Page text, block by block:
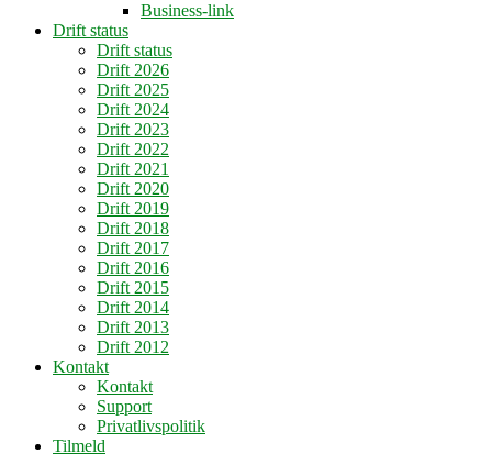
Business-link
Drift status
Drift status
Drift 2026
Drift 2025
Drift 2024
Drift 2023
Drift 2022
Drift 2021
Drift 2020
Drift 2019
Drift 2018
Drift 2017
Drift 2016
Drift 2015
Drift 2014
Drift 2013
Drift 2012
Kontakt
Kontakt
Support
Privatlivspolitik
Tilmeld